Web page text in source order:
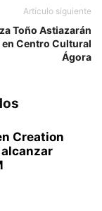
Artículo siguiente
Toño Astiazarán
Centro Cultural
Ágora
Creation